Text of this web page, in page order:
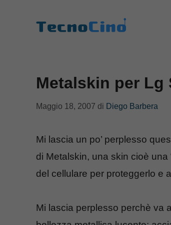
Metalskin per Lg
Maggio 18, 2007 di Diego Barbera
Mi lascia un po’ perplesso
di Metalskin, una skin cioè
del cellulare per proteggerlo e
Mi lascia perplesso perchè va